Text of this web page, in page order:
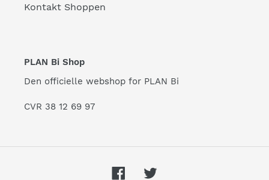
Kontakt Shoppen
PLAN Bi Shop
Den officielle webshop for PLAN Bi
CVR 38 12 69 97
Facebook